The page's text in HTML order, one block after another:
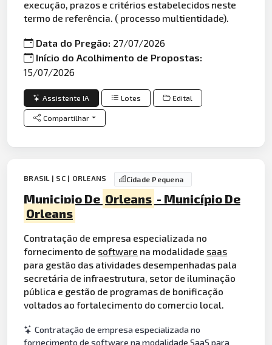
execução, prazos e critérios estabelecidos neste
termo de referência. ( processo multientidade).
Data do Pregão: 27/07/2026
Início do Acolhimento de Propostas:
15/07/2026
Assistente IA Lotes Edital
Compartilhar
BRASIL | SC | ORLEANS Cidade Pequena
Municipio De Orleans - Município De
Orleans
Contratação de empresa especializada no
fornecimento de software na modalidade saas
para gestão das atividades desempenhadas pala
secretária de infraestrutura, setor de iluminação
pública e gestão de programas de bonificação
voltados ao fortalecimento do comercio local.
Contratação de empresa especializada no
fornecimento de software na modalidade SaaS para